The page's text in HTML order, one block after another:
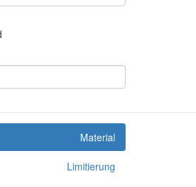
Material
Limitierung